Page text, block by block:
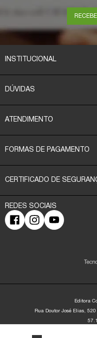
INSTITUCIONAL
DÚVIDAS
ATENDIMENTO
FORMAS DE PAGAMENTO
CERTIFICADO DE
Editora
Rua Doutor José Elias, 520
Lapa - São Paulo/SP - 05083-